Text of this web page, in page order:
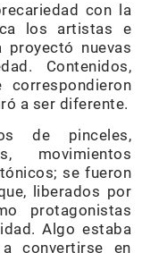
con la
los artistas e
proyectó nuevas
Contenidos,
a ser diferente.
de pinceles,
movimientos
se fueron
liberados por
protagonistas
Algo estaba
convertirse en